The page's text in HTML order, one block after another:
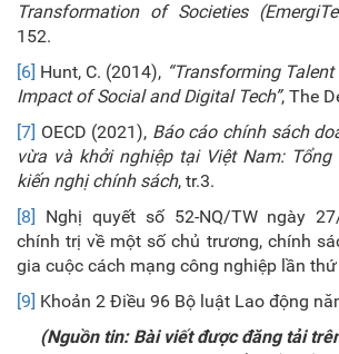
Transformation of Societies
152.
[6] Hunt, C. (2014), “Transforming
Impact of Social and Digital Tech”, The
[7] OECD (2021), Báo cáo chính sách
vừa và khởi nghiệp tại Việt Nam:
kiến nghị chính sách, tr.3.
[8]
Nghị quyết số 52-NQ/TW ngày
chính trị về một số chủ trương, chính
gia cuộc cách mạng công nghiệp lần
[9] Khoản 2 Điều 96 Bộ luật Lao động
(Nguồn tin: Bài viết được đăng tải